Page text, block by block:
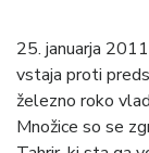
25. januarja
vstaja proti
železno roko
Množice so se